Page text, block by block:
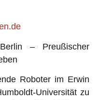
– Preußischer
Roboter im Erwin
Universität zu